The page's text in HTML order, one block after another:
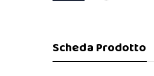
Scheda Prodotto